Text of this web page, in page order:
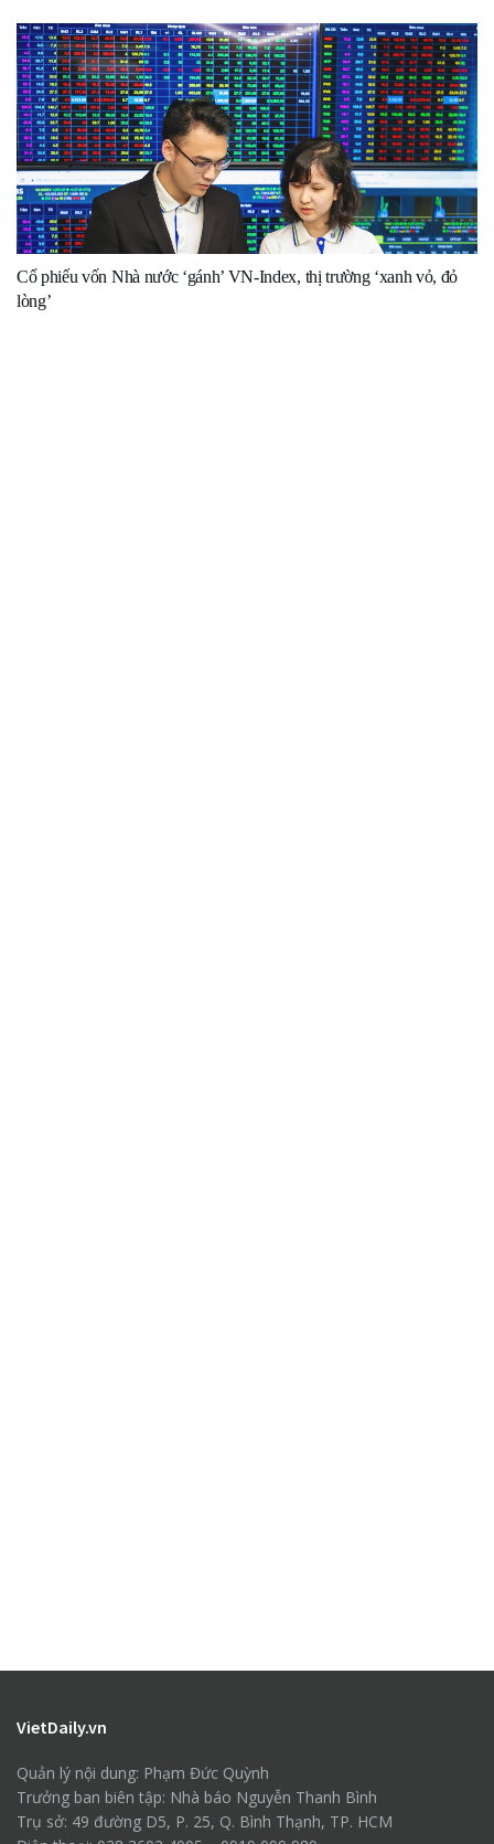
Cổ phiếu vốn Nhà nước ‘gánh’ VN-Index, thị trường ‘xanh vỏ, đỏ
lòng’
VietDaily.vn
Quản lý nội dung: Phạm Đức Quỳnh
Trưởng ban biên tập: Nhà báo Nguyễn Thanh Bình
Trụ sở: 49 đường D5, P. 25, Q. Bình Thạnh, TP. HCM